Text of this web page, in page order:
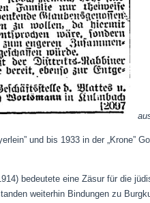
und bis 1933 in der „Krone”
bedeutete eine Zäsur für die
weiterhin Bindungen zu